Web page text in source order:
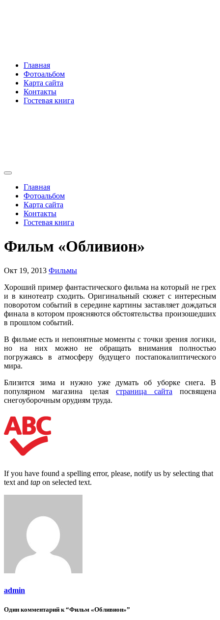
Главная
Фотоальбом
Карта сайта
Контакты
Гостевая книга
Главная
Фотоальбом
Карта сайта
Контакты
Гостевая книга
Фильм «Обливион»
Окт 19, 2013 Фильмы
Хороший пример фантастического фильма на который не грех
и в кинотеатр сходить. Оригинальный сюжет с интересным
поворотом событий в середине картины заставляет дождаться
финала в котором проясняются обстоятельства произошедших
в прошлом событий.
В фильме есть и непонятные моменты с точки зрения логики,
но на них можно не обращать внимания полностью
погружаясь в атмосферу будущего постапокалиптического
мира.
Близится зима и нужно уже думать об уборке снега. В
популярном магазина целая страница сайта посвящена
снегоуборочным орудиям труда.
If you have found a spelling error, please, notify us by selecting that
text and tap on selected text.
admin
Один комментарий к “Фильм «Обливион»”